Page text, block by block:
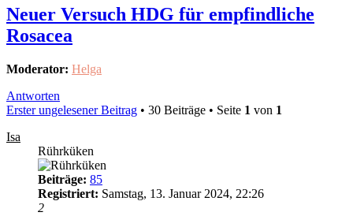
Neuer Versuch HDG für empfindliche
Rosacea
Moderator: Helga
Antworten
Erster ungelesener Beitrag • 30 Beiträge • Seite 1 von 1
Isa
Rührküken
Beiträge: 85
Registriert: Samstag, 13. Januar 2024, 22:26
2